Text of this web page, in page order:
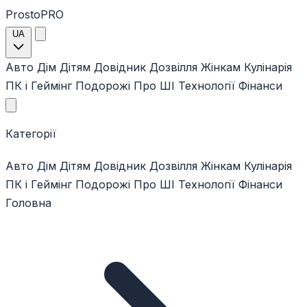
ProstoPRO
UA
Авто Дім Дітям Довідник Дозвілля Жінкам Кулінарія
ПК і Геймінг Подорожі Про ШІ Технології Фінанси
Категорії
Авто Дім Дітям Довідник Дозвілля Жінкам Кулінарія
ПК і Геймінг Подорожі Про ШІ Технології Фінанси
Головна